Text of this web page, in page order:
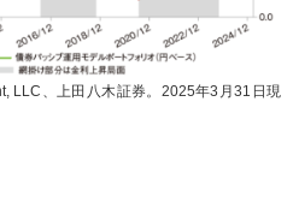
LLC、上田八木証券。2025年3月31日現